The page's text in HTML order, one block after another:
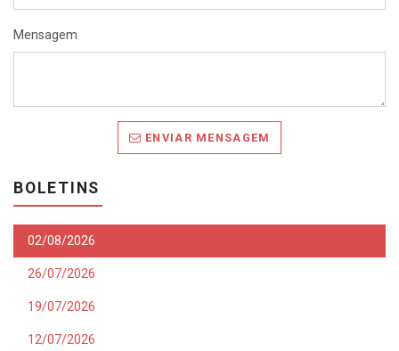
Mensagem
ENVIAR MENSAGEM
BOLETINS
02/08/2026
26/07/2026
19/07/2026
12/07/2026